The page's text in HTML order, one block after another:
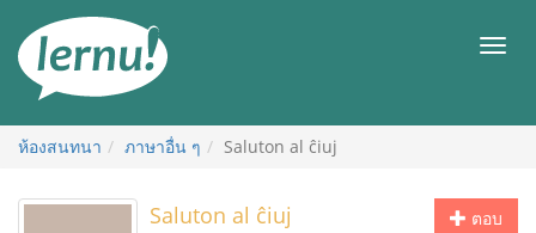
สารบัญ
เมนู
ห้องสนทนา ภาษาอื่น ๆ Saluton al ĉiuj
ตอบ
Saluton al ĉiuj